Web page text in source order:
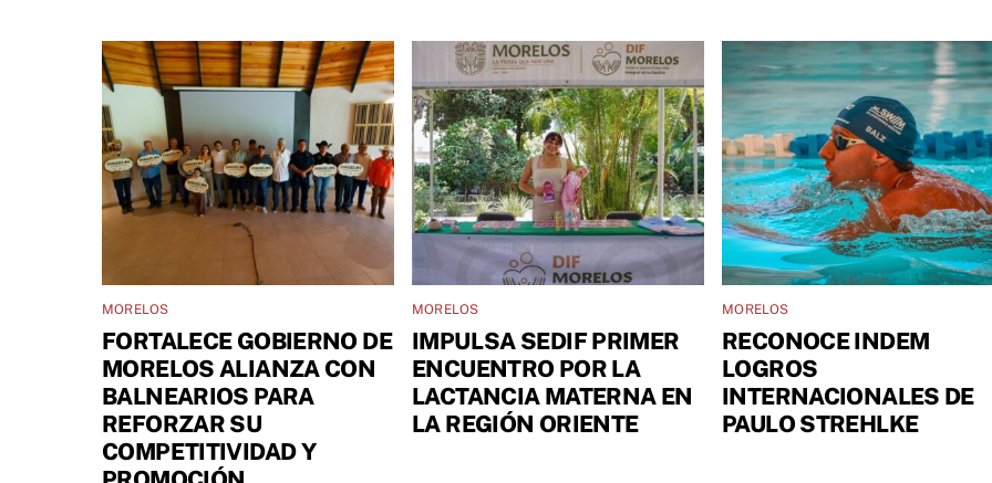
MORELOS
FORTALECE GOBIERNO DE
MORELOS ALIANZA CON
BALNEARIOS PARA
REFORZAR SU
COMPETITIVIDAD Y
MORELOS
IMPULSA SEDIF PRIMER
ENCUENTRO POR LA
LACTANCIA MATERNA EN
LA REGIÓN ORIENTE
MORELOS
RECONOCE INDEM
LOGROS
INTERNACIONALES DE
PAULO STREHLKE